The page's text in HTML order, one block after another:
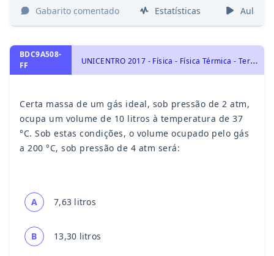
Gabarito comentado Estatísticas Aulas
BDC9A508-
FF
U
NICENTRO 2017 - Física - Física Térmica - Termologia, Gás Ideal
Certa massa de um gás ideal, sob pressão de 2 atm,
ocupa um volume de 10 litros à temperatura de 37
°C. Sob estas condições, o volume ocupado pelo gás
a 200 °C, sob pressão de 4 atm será:
A 7,63 litros
B 13,30 litros